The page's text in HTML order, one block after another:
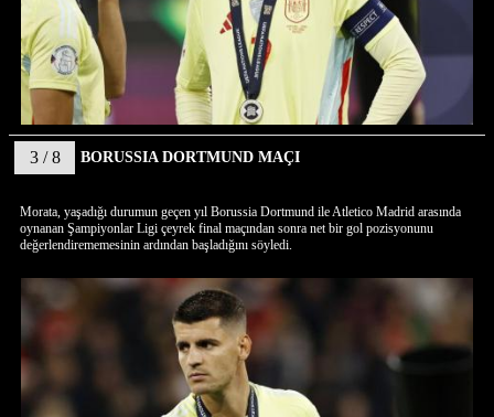
3 / 8 BORUSSIA DORTMUND MAÇI
Morata, yaşadığı durumun geçen yıl Borussia Dortmund ile Atletico Madrid arasında
oynanan Şampiyonlar Ligi çeyrek final maçından sonra net bir gol pozisyonunu
değerlendirememesinin ardından başladığını söyledi.